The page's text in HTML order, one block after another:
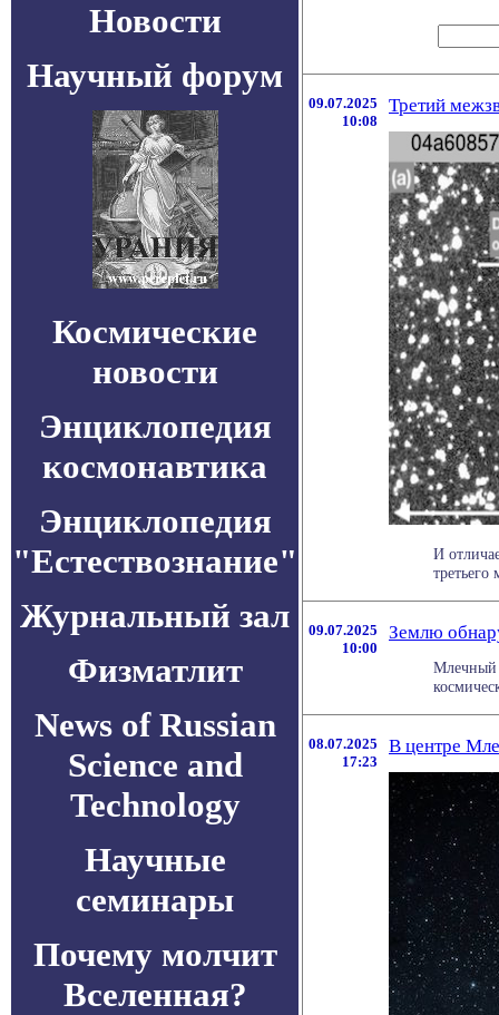
Новости
Научный форум
Космические
новости
Энциклопедия
космонавтика
Энциклопедия
"Естествознание"
Журнальный зал
Физматлит
News of Russian
Science and
Technology
Научные
семинары
Почему молчит
Вселенная?
09.07.2025
10:08
Третий
И
третьего
09.07.2025
10:00
Землю
Млечный
08.07.2025
17:23
В центре